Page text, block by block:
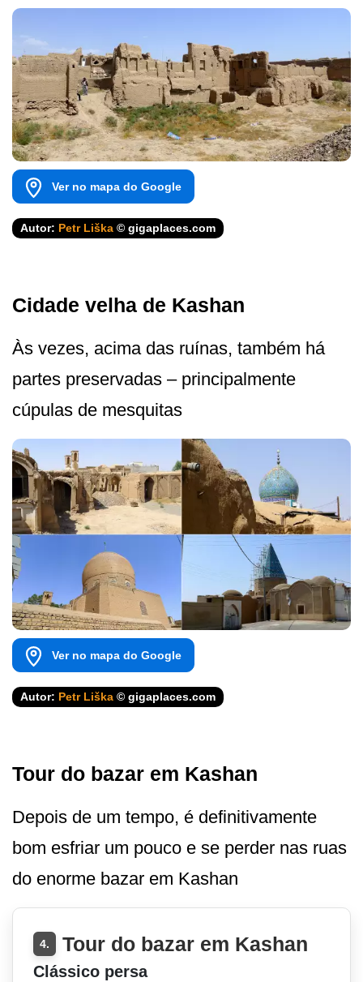
Ver no mapa do Google
Autor: Petr Liška © gigaplaces.com
Cidade velha de Kashan
Às vezes, acima das ruínas, também há
partes preservadas – principalmente
cúpulas de mesquitas
Ver no mapa do Google
Autor: Petr Liška © gigaplaces.com
Tour do bazar em Kashan
Depois de um tempo, é definitivamente
bom esfriar um pouco e se perder nas ruas
do enorme bazar em Kashan
4. Tour do bazar em Kashan
Clássico persa